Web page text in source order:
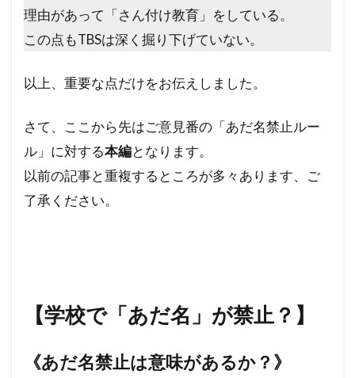
理由があって「さん付け教育」をしている。
この点もTBSは深く掘り下げていない。
以上、重要な点だけをお伝えしました。
さて、ここから先はご意見番の「あだ名禁止ルー
ル」に対する本編となります。
以前の記事と重複するところが多々あります、ご
了承ください。
【学校で「あだ名」が禁止？】
《あだ名禁止は意味があるか？》